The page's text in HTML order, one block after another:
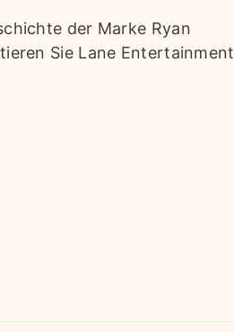
der Marke Ryan
Sie Lane Entertainment